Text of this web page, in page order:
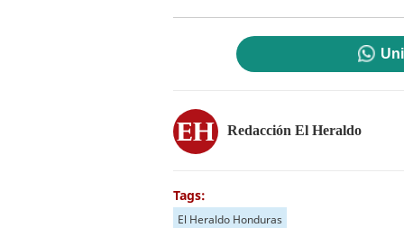
Redacción El Heraldo
Tags:
El Heraldo Honduras